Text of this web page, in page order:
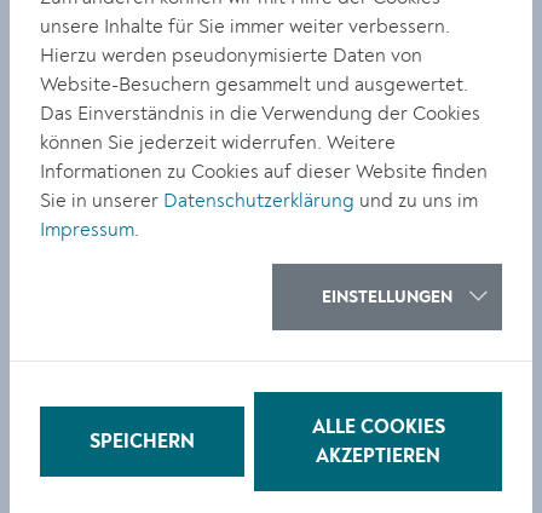
und so bildet dieser Bestand bis heute den Kern der
grafischen Sammlung. Von Martin Johann Schmidt im
18. Jahrhundert über die Künstler:innen der ersten
Kremser Grafikwettbewerbe in den 1970ern bis zu den
Preisträger:innen des Erich Grabner Preises für
künstlerische Grafik der Stadt Krems im Jahr 2024 –
Krems war und ist ein Zentrum für zeitgenössische,
künstlerische Grafik.
gratis, am 22. September und und 10. November ist der
Eintritt sogar ganztags frei. Donnerstags trifft man sich
im Museum zum Afterwork: Von 16 bis 18 Uhr ist der
Eintritt um die Hälfte reduziert. Führungen mit den
unsere Inhalte für Sie immer weiter verbessern.
Hierzu werden pseudonymisierte Daten von
Website-Besuchern gesammelt und ausgewertet.
Das Einverständnis in die Verwendung der Cookies
können Sie jederzeit widerrufen. Weitere
Informationen zu Cookies auf dieser Website finden
Sie in unserer Datenschutzerklärung und zu uns im
Impressum.
EINSTELLUNGEN
SPEICHERN
ALLE COOKIES
AKZEPTIEREN